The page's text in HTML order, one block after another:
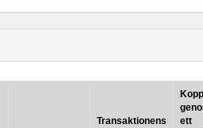
Transaktionens
ett